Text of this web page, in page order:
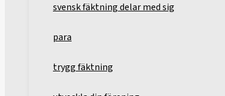
svensk fäktning delar med sig
para
trygg fäktning